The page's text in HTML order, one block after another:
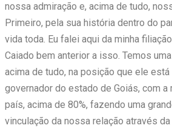
nossa admiração e, acima de tudo,
Primeiro, pela sua história dentro do
vida toda. Eu falei aqui da minha
Caiado bem anterior a isso. Temos
acima de tudo, na posição que ele está
governador do estado de Goiás, com a
país, acima de 80%, fazendo uma
vinculação da nossa relação através